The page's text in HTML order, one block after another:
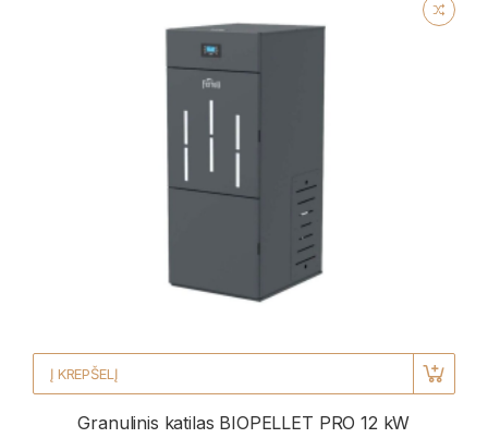
Į KREPŠELĮ
Granulinis katilas BIOPELLET PRO 12 kW